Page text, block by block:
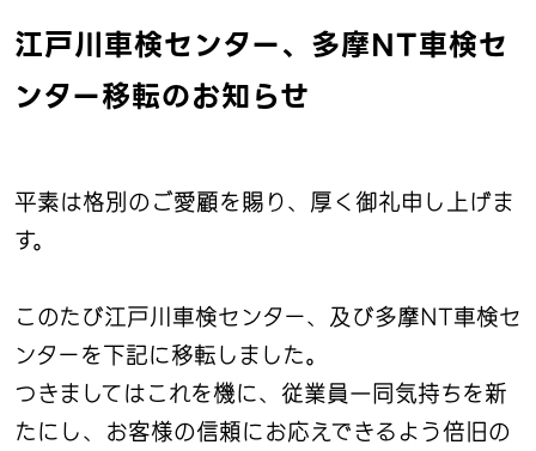
江戸川車検センター、多摩NT車検セ
ンター移転のお知らせ
平素は格別のご愛顧を賜り、厚く御礼申し上げま
す。
このたび江戸川車検センター、及び多摩NT車検セ
ンターを下記に移転しました。
つきましてはこれを機に、従業員一同気持ちを新
たにし、お客様の信頼にお応えできるよう倍旧の